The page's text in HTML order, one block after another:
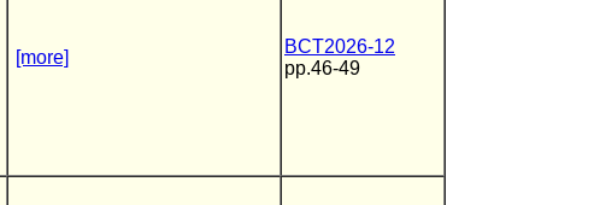
[more]
BCT2026-12
pp.46-49